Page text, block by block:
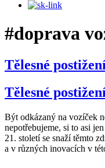
#doprava
Tělesné
Tělesné
Být odkázaný na vozíček
nepotřebujeme, si to asi
21. století se snaží těmto
a v různých inovacích v